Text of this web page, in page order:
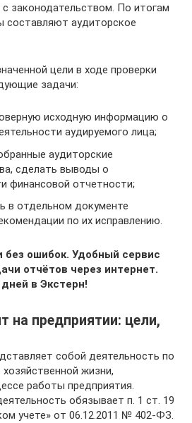
законодательством. По итогам
составляют аудиторское
цели в ходе проверки
задачи:
исходную информацию о
аудируемого лица;
аудиторские
сделать выводы о
финансовой отчетности;
в отдельном документе
по их исправлению.
без ошибок. Удобный сервис
отчётов через интернет.
в Экстерн!
на предприятии: цели,
собой деятельность по
жизни,
работы предприятия.
обязывает п. 1 ст. 19
учете» от 06.12.2011 № 402-ФЗ.